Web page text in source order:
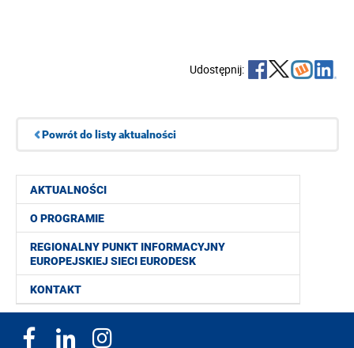
AKTUALNOŚCI
O PROGRAMIE
REGIONALNY PUNKT INFORMACYJNY
EUROPEJSKIEJ SIECI EURODESK
KONTAKT
Udostępnij:
Powrót do listy aktualności